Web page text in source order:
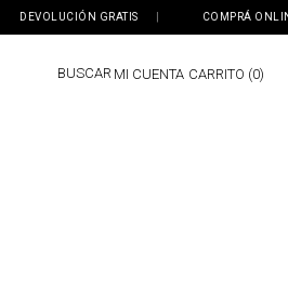
DEVOLUCIÓN GRATIS | COMPRÁ ONLINE,
BUSCAR MI CUENTA 0